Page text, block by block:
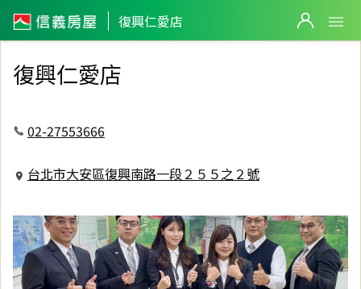
復興仁愛店
信義房屋復興仁愛店
復興仁愛店
02-27553666
台北市大安區復興南路一段２５５之２號